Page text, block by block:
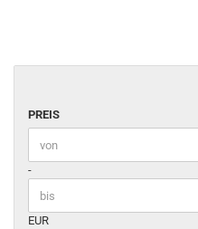
PREIS
PREIS
Preis bis
-
EUR